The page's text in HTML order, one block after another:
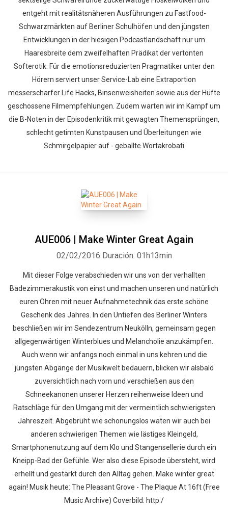
entgeht mit realitätsnäheren Ausführungen zu Fastfood-
Schwarzmärkten auf Berliner Schulhöfen und den jüngsten
Entwicklungen in der hiesigen Podcastlandschaft nur um
Haaresbreite dem zweifelhaften Prädikat der vertonten
Softerotik. Für die emotionsreduzierten Pragmatiker unter den
Hörern serviert unser Service-Lab eine Extraportion
messerscharfer Life Hacks, Binsenweisheiten sowie aus der Hüfte
geschossene Filmempfehlungen. Zudem warten wir im Kampf um
die B-Noten in der Episodenkritik mit gewagten Themensprüngen,
schlecht getimten Kunstpausen und Überleitungen wie
Schmirgelpapier auf - geballte Wortakrobati
AUE006 | Make Winter Great Again
02/02/2016 Duración: 01h13min
Mit dieser Folge verabschieden wir uns von der verhallten
Badezimmerakustik von einst und machen unseren und natürlich
euren Ohren mit neuer Aufnahmetechnik das erste schöne
Geschenk des Jahres. In den Untiefen des Berliner Winters
beschließen wir im Sendezentrum Neukölln, gemeinsam gegen
allgegenwärtigen Winterblues und Melancholie anzukämpfen.
Auch wenn wir anfangs noch einmal in uns kehren und die
jüngsten Abgänge der Musikwelt bedauern, blicken wir alsbald
zuversichtlich nach vorn und verschießen aus den
Schneekanonen unserer Herzen reihenweise Ideen und
Ratschläge für den Umgang mit der vermeintlich schwierigsten
Jahreszeit. Abgebrüht wie schonungslos waten wir auch bei
anderen schwierigen Themen wie lästiges Kleingeld,
Smartphonenutzung auf dem Klo und Stangensellerie durch ein
Kneipp-Bad der Gefühle. Wer also diese Episode übersteht, wird
erhellt und gestärkt durch den Alltag gehen. Make winter great
again! Musik heute: The Pleasant Grove - The Plaque At 16ft (Free
Music Archive) Coverbild: http:/